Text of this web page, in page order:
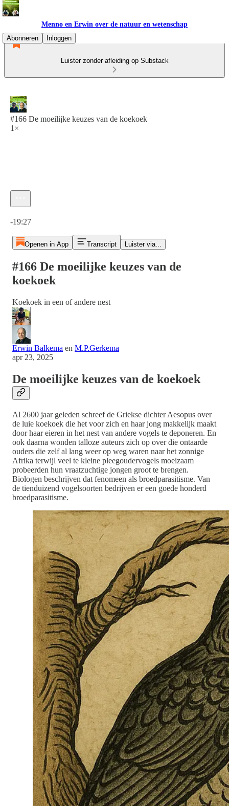
Menno en Erwin over de natuur en wetenschap
Abonneren
Inloggen
Luister zonder afleiding op Substack
#166 De moeilijke keuzes van de koekoek
1×
-19:27
Openen in App Transcript Luister via...
#166 De moeilijke keuzes van de
koekoek
Koekoek in een of andere nest
Erwin Balkema en M.P.Gerkema
apr 23, 2025
De moeilijke keuzes van de koekoek
Al 2600 jaar geleden schreef de Griekse dichter Aesopus over
de luie koekoek die het voor zich en haar jong makkelijk maakt
door haar eieren in het nest van andere vogels te deponeren. En
ook daarna wonden talloze auteurs zich op over die ontaarde
ouders die zelf al lang weer op weg waren naar het zonnige
Afrika terwijl veel te kleine pleegoudervogels moeizaam
probeerden hun vraatzuchtige jongen groot te brengen.
Biologen beschrijven dat fenomeen als broedparasitisme. Van
de tienduizend vogelsoorten bedrijven er een goede honderd
broedparasitisme.